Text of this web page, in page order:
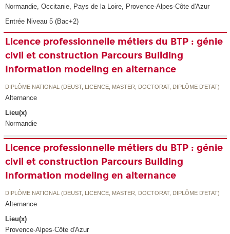
Normandie, Occitanie, Pays de la Loire, Provence-Alpes-Côte d'Azur
Entrée Niveau 5 (Bac+2)
Licence professionnelle métiers du BTP : génie
civil et construction Parcours Building
Information modeling en alternance
DIPLÔME NATIONAL (DEUST, LICENCE, MASTER, DOCTORAT, DIPLÔME D'ETAT)
Alternance
Lieu(x)
Normandie
Licence professionnelle métiers du BTP : génie
civil et construction Parcours Building
Information modeling en alternance
DIPLÔME NATIONAL (DEUST, LICENCE, MASTER, DOCTORAT, DIPLÔME D'ETAT)
Alternance
Lieu(x)
Provence-Alpes-Côte d'Azur